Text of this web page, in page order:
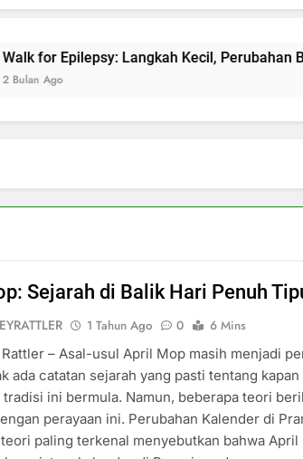
for Epilepsy: Langkah Kecil, Perubahan
Ago
Sejarah di Balik Hari Penuh
1 Tahun Ago 0
6 Mins
– Asal-usul April Mop masih menjadi
ada catatan sejarah yang pasti tentang kapan
tradisi ini bermula. Namun, beberapa teori
perayaan ini. Perubahan Kalender di
paling terkenal menyebutkan bahwa April